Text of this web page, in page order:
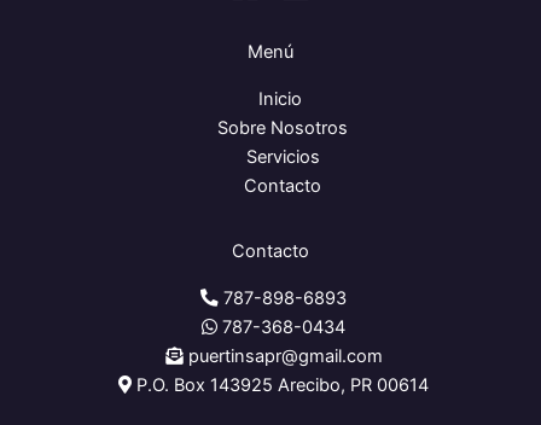
Menú
Inicio
Sobre Nosotros
Servicios
Contacto
Contacto
787-898-6893
787-368-0434
puertinsapr@gmail.com
P.O. Box 143925 Arecibo, PR 00614